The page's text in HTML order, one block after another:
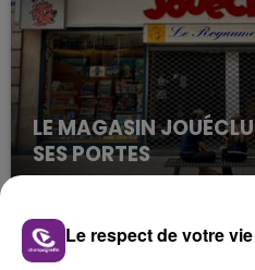
LE MAGASIN
SES PORTES
C'était l'une des
rémois. Le magasin
fermer ses portes.
TITRES DIFFUSÉS
Le respect de votre